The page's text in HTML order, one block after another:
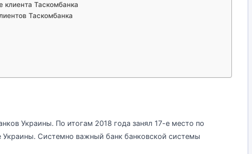
клиента Таскомбанка
Таскомбанка
Украины. По итогам 2018 года занял 17-е место по
Украины. Системно важный банк банковской системы